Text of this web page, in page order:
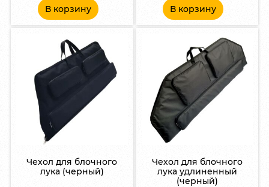
В корзину В корзину
Чехол для блочного
лука (черный)
Чехол для блочного
лука удлиненный
(черный)